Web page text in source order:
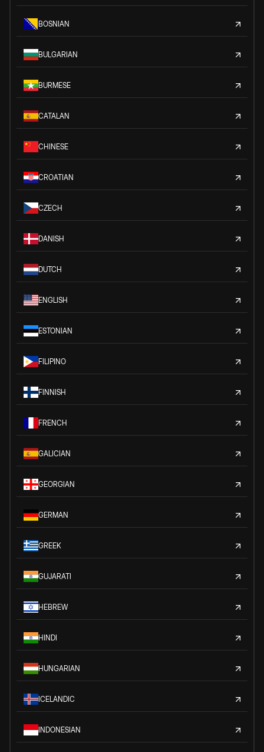
BOSNIAN
BULGARIAN
BURMESE
CATALAN
CHINESE
CROATIAN
CZECH
DANISH
DUTCH
ENGLISH
ESTONIAN
FILIPINO
FINNISH
FRENCH
GALICIAN
GEORGIAN
GERMAN
GREEK
GUJARATI
HEBREW
HINDI
HUNGARIAN
ICELANDIC
INDONESIAN